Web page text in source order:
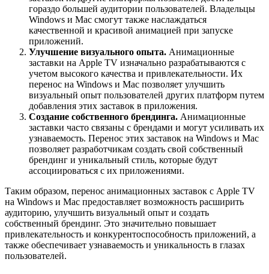
гораздо большей аудитории пользователей. Владельцы
Windows и Mac смогут также наслаждаться
качественной и красивой анимацией при запуске
приложений.
Улучшение визуального опыта. Анимационные
заставки на Apple TV изначально разрабатываются с
учетом высокого качества и привлекательности. Их
перенос на Windows и Mac позволяет улучшить
визуальный опыт пользователей других платформ путем
добавления этих заставок в приложения.
Создание собственного брендинга. Анимационные
заставки часто связаны с брендами и могут усиливать их
узнаваемость. Перенос этих заставок на Windows и Mac
позволяет разработчикам создать свой собственный
брендинг и уникальный стиль, которые будут
ассоциироваться с их приложениями.
Таким образом, перенос анимационных заставок с Apple TV
на Windows и Mac предоставляет возможность расширить
аудиторию, улучшить визуальный опыт и создать
собственный брендинг. Это значительно повышает
привлекательность и конкурентоспособность приложений, а
также обеспечивает узнаваемость и уникальность в глазах
пользователей.